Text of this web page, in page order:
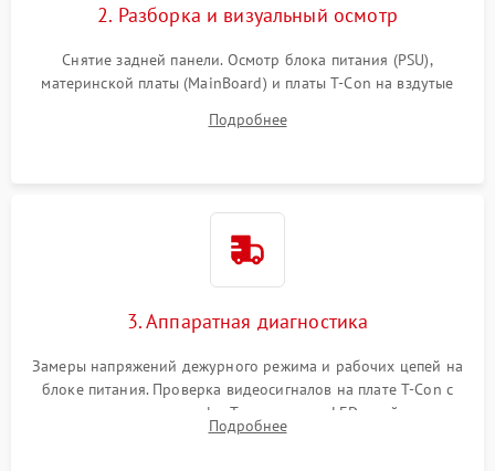
2. Разборка и визуальный осмотр
Снятие задней панели. Осмотр блока питания (PSU),
материнской платы (MainBoard) и платы T-Con на вздутые
Проверка надежности фиксации и целостности шлейфов.
Подробнее
3. Аппаратная диагностика
Замеры напряжений дежурного режима и рабочих цепей на
блоке питания. Проверка видеосигналов на плате T-Con с
помощью осциллографа. Тестирование LED-драйвера и
светодиодных планок подсветки мультиметром.
Подробнее